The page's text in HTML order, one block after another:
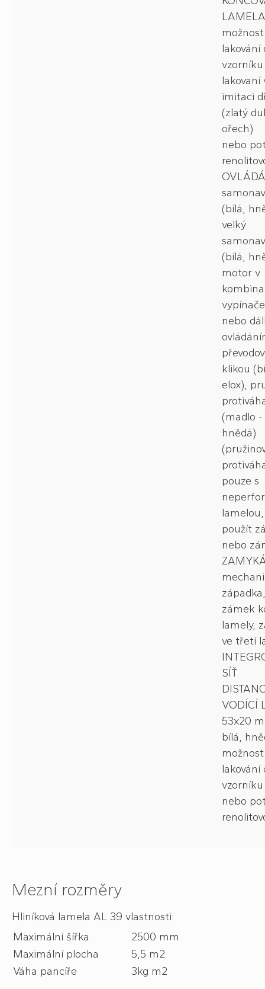
možnost
lakování
lakovaní
imitaci
(zlatý
ořech)
nebo
(bílá,
velký
(bílá,
motor v
nebo
klikou
elox),
(madlo
hnědá)
pouze s
použít
nebo
západka,
zámek
lamely,
ve třetí
SÍŤ
VODÍCÍ
53x20
bílá,
možnost
lakování
nebo
Mezní rozměry
Hliníková lamela AL 39 vlastnosti:
Maximální šířka.
2500 mm
Maximální plocha
5,5 m2
Váha pancíře
3kg m2